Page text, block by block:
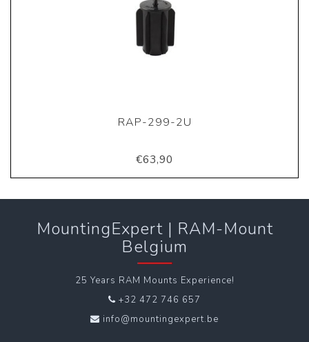
RAP-299-2U
€63,90
MountingExpert | RAM-Mount
Belgium
25 Years RAM Mounts Experience!
+32 472 746 657
info@mountingexpert.be